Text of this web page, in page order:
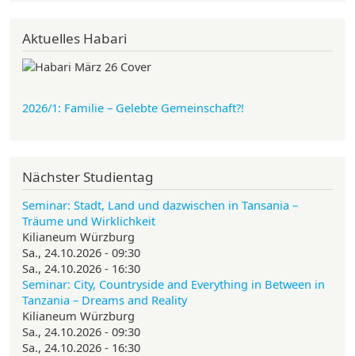
Aktuelles Habari
2026/1: Familie – Gelebte Gemeinschaft?!
Nächster Studientag
Seminar: Stadt, Land und dazwischen in Tansania –
Träume und Wirklichkeit
Kilianeum Würzburg
Sa., 24.10.2026 - 09:30
Sa., 24.10.2026 - 16:30
Seminar: City, Countryside and Everything in Between in
Tanzania – Dreams and Reality
Kilianeum Würzburg
Sa., 24.10.2026 - 09:30
Sa., 24.10.2026 - 16:30